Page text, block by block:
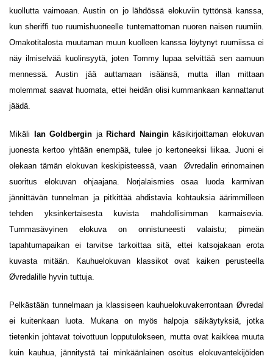
kuollutta vaimoaan. Austin on jo lähdössä elokuviin tyttönsä kanssa,
kun sheriffi tuo ruumishuoneelle tuntemattoman nuoren naisen ruumiin.
Omakotitalosta muutaman muun kuolleen kanssa löytynyt ruumiissa ei
näy ilmiselvää kuolinsyytä, joten Tommy lupaa selvittää sen aamuun
mennessä. Austin jää auttamaan isäänsä, mutta illan mittaan
molemmat saavat huomata, ettei heidän olisi kummankaan kannattanut
jäädä.
Mikäli Ian Goldbergin ja Richard Nainginkäsikirjoittaman elokuvan
juonesta kertoo yhtään enempää, tulee jo kertoneeksi liikaa. Juoni ei
olekaan tämän elokuvan keskipisteessä, vaan Øvredalin erinomainen
suoritus elokuvan ohjaajana. Norjalaismies osaa luoda karmivan
jännittävän tunnelman ja pitkittää ahdistavia kohtauksia äärimmilleen
tehden yksinkertaisesta kuvista mahdollisimman karmaisevia.
Tummasävyinen elokuva on onnistuneesti valaistu; pimeän
tapahtumapaikan ei tarvitse tarkoittaa sitä, ettei katsojakaan erota
kuvasta mitään. Kauhuelokuvan klassikot ovat kaiken perusteella
Øvredalille hyvin tuttuja.
Pelkästään tunnelmaan ja klassiseen kauhuelokuvakerrontaan Øvredal
ei kuitenkaan luota. Mukana on myös halpoja säikäytyksiä, jotka
tietenkin johtavat toivottuun lopputulokseen, mutta ovat kaikkea muuta
kuin kauhua, jännitystä tai minkäänlainen osoitus elokuvantekijöiden